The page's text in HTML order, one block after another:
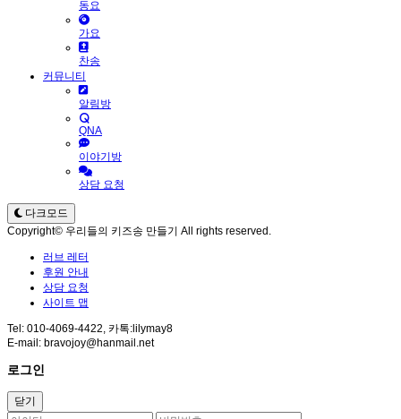
동요
가요
찬송
커뮤니티
알림방
QNA
이야기방
상담 요청
다크모드
Copyright© 우리들의 키즈송 만들기 All rights reserved.
러브 레터
후원 안내
상담 요청
사이트 맵
Tel: 010-4069-4422, 카톡:lilymay8
E-mail: bravojoy@hanmail.net
로그인
닫기